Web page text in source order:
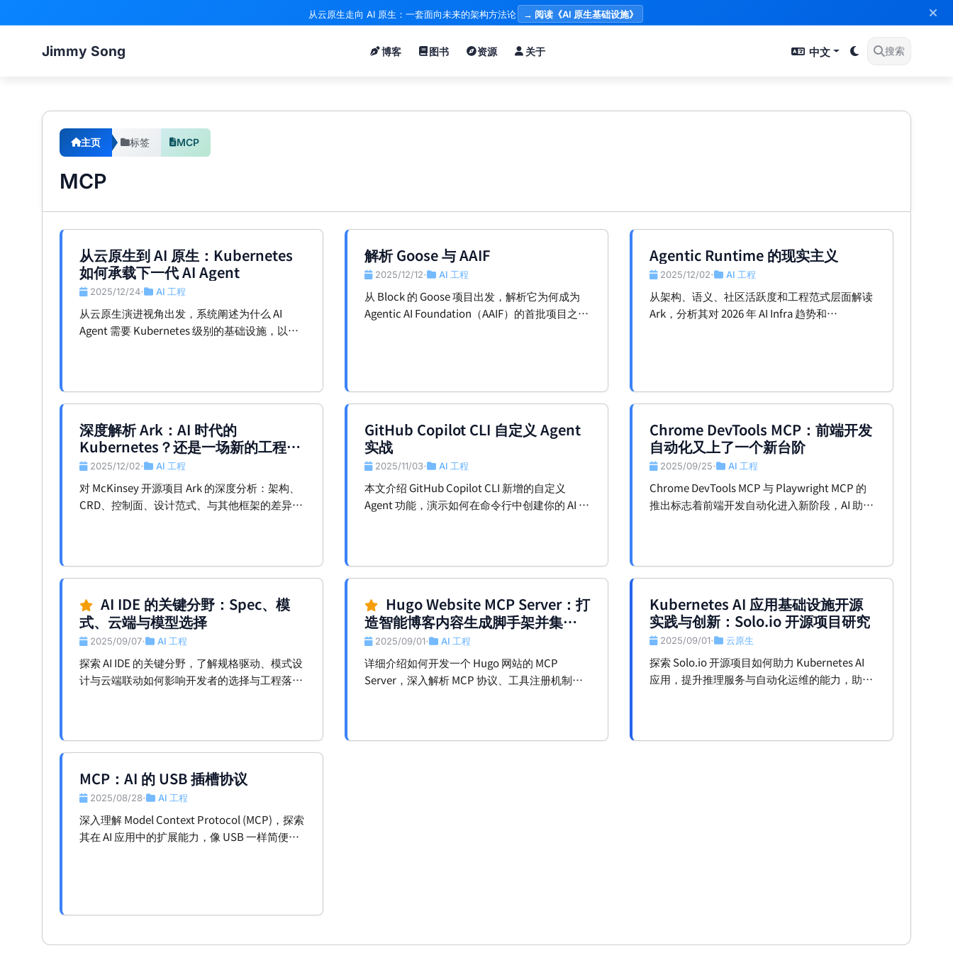
从云原生走向 AI 原生：一套面向未来的架构方法论 → 阅读《AI 原生基础设施》
Jimmy Song 博客 图书 资源 关于 中文 搜索
主页 标签 MCP
MCP
从云原生到 AI 原生：Kubernetes
如何承载下一代 AI Agent
2025/12/24• AI 工程
从云原生演进视角出发，系统阐述为什么 AI
Agent 需要 Kubernetes 级别的基础设施，以及
解析 Goose 与 AAIF
2025/12/12 • AI 工程
从 Block 的 Goose 项目出发，解析它为何成为
Agentic AI Foundation（AAIF）的首批项目之
Agentic Runtime 的现实主义
2025/12/02 • AI 工程
从架构、语义、社区活跃度和工程范式层面解读
Ark，分析其对 2026 年 AI Infra 趋势和
深度解析 Ark：AI 时代的
Kubernetes？还是一场新的工程范
式重构？
2025/12/02 • AI 工程
对 McKinsey 开源项目 Ark 的深度分析：架构、
CRD、控制面、设计范式、与其他框架的差异、
GitHub Copilot CLI 自定义 Agent
实战
2025/11/03• AI 工程
本文介绍 GitHub Copilot CLI 新增的自定义
Agent 功能，演示如何在命令行中创建你的 AI 助
Chrome DevTools MCP：前端开发
自动化又上了一个新台阶
2025/09/25 • AI 工程
Chrome DevTools MCP 与 Playwright MCP 的
推出标志着前端开发自动化进入新阶段，AI 助手
AI IDE 的关键分野：Spec、模
式、云端与模型选择
2025/09/07• AI 工程
探索 AI IDE 的关键分野，了解规格驱动、模式设
计与云端联动如何影响开发者的选择与工程落
Hugo Website MCP Server：打
造智能博客内容生成脚手架并集成
VS Code
2025/09/01 • AI 工程
详细介绍如何开发一个 Hugo 网站的 MCP
Server，深入解析 MCP 协议、工具注册机制、
Kubernetes AI 应用基础设施开源
实践与创新：Solo.io 开源项目研究
2025/09/01 • 云原生
探索 Solo.io 开源项目如何助力 Kubernetes AI
应用，提升推理服务与自动化运维的能力，助你
MCP：AI 的 USB 插槽协议
2025/08/28• AI 工程
深入理解 Model Context Protocol (MCP)，探索
其在 AI 应用中的扩展能力，像 USB 一样简便的